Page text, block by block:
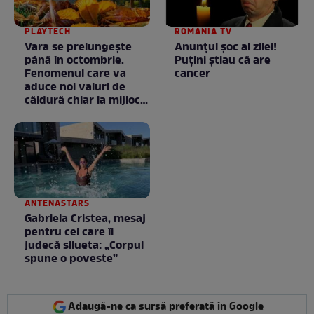
PLAYTECH
Vara se prelungeşte
până în octombrie.
Fenomenul care va
aduce noi valuri de
căldură chiar la mijlocul
ROMANIA TV
Anunţul şoc al zilei!
Puţini ştiau că are
cancer
ANTENASTARS
Gabriela Cristea, mesaj
pentru cei care îi
judecă silueta: „Corpul
spune o poveste”
Adaugă-ne ca sursă preferată în Google